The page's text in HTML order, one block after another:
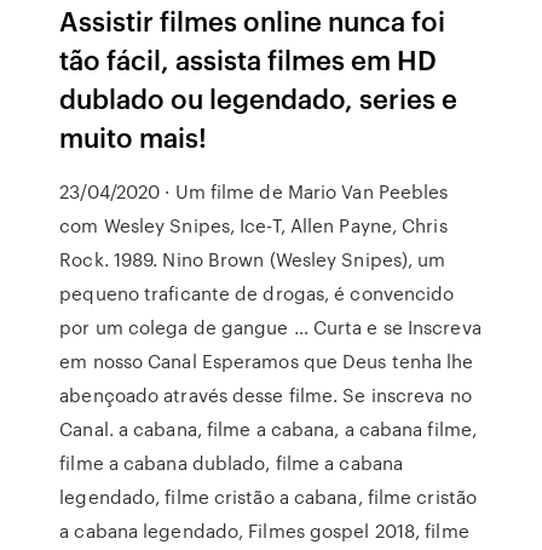
Assistir filmes online nunca foi
tão fácil, assista filmes em HD
dublado ou legendado, series e
muito mais!
23/04/2020 · Um filme de Mario Van Peebles
com Wesley Snipes, Ice-T, Allen Payne, Chris
Rock. 1989. Nino Brown (Wesley Snipes), um
pequeno traficante de drogas, é convencido
por um colega de gangue … Curta e se Inscreva
em nosso Canal ️Esperamos que Deus tenha lhe
abençoado através desse filme. Se inscreva no
Canal. a cabana, filme a cabana, a cabana filme,
filme a cabana dublado, filme a cabana
legendado, filme cristão a cabana, filme cristão
a cabana legendado, Filmes gospel 2018, filme